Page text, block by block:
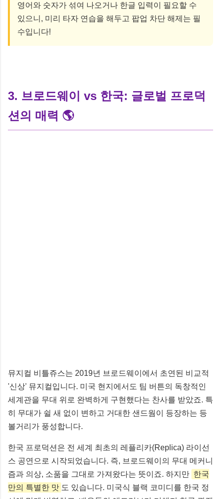
영어와 숫자가 섞여 나오거나 한글 입력이 필요할 수
있으니, 미리 타자 연습을 해두고 팝업 차단 해제는 필
수입니다!
3. 브로드웨이 vs 한국: 글로벌 프로덕
션의 매력 🌎
뮤지컬 비틀쥬스는 2019년 브로드웨이에서 초연된 비교적
'신상' 뮤지컬입니다. 미국 현지에서도 팀 버튼의 독창적인
세계관을 무대 위로 완벽하게 구현했다는 찬사를 받았죠. 특
히 무대가 쉴 새 없이 변하고 거대한 샌드웜이 등장하는 등
볼거리가 풍성합니다.
한국 프로덕션은 전 세계 최초의 레플리카(Replica) 라이선
스 공연으로 시작되었습니다. 즉, 브로드웨이의 무대 메커니
즘과 의상, 소품을 그대로 가져왔다는 뜻이죠. 하지만 한국
만의 특별한 맛 도 있습니다. 미국식 블랙 코미디를 한국 정